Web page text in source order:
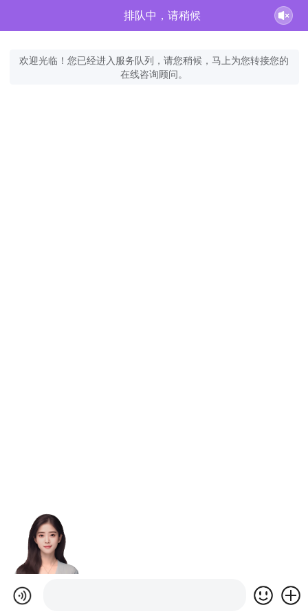
排队中，请稍候
欢迎光临！您已经进入服务队列，请您稍候，马上为您转接您的
在线咨询顾问。